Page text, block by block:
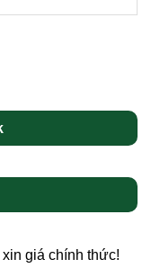
xin giá chính thức!